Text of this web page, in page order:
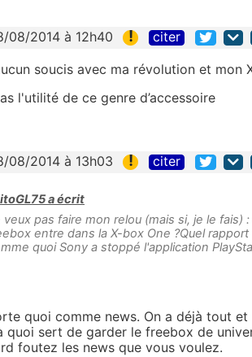
08/2014 à 12h40 ! citer
soucis avec ma révolution et mon
l'utilité de ce genre d’accessoire
08/2014 à 13h03 ! citer
a écrit
veux pas faire mon relou (mais si, je le
entre dans la X-box One ?Quel
quoi Sony a stoppé l'application
quoi comme news. On a déjà tout
quoi sert de garder le freebox de
foutez les news que vous voulez.